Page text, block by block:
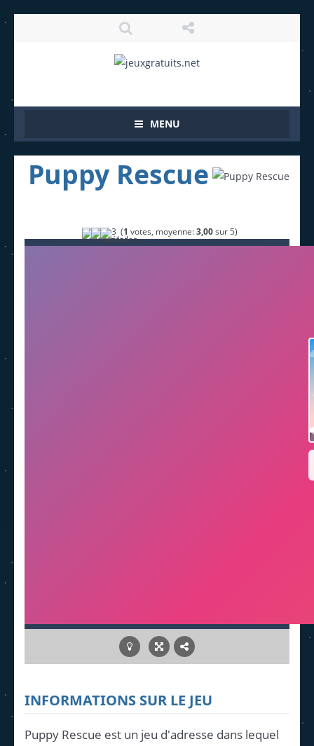
MENU
Puppy Rescue
(1 votes, moyenne:3,00sur 5)
INFORMATIONS SUR LE JEU
Puppy Rescue est un jeu d'adresse dans lequel